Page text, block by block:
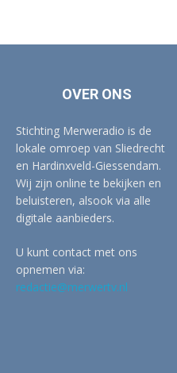
OVER ONS
Stichting Merweradio is de
lokale omroep van Sliedrecht
en Hardinxveld-Giessendam.
Wij zijn online te bekijken en
beluisteren, alsook via alle
digitale aanbieders.
U kunt contact met ons
opnemen via:
redactie@merwertv.nl